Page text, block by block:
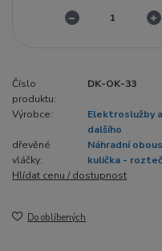
Číslo
produktu:
DK-OK-33
Výrobce:
Elektroslužby
dalšího
dřevěné
vláčky:
Náhradní
kulička -
Hlídat cenu / dostupnost
Do oblíbených